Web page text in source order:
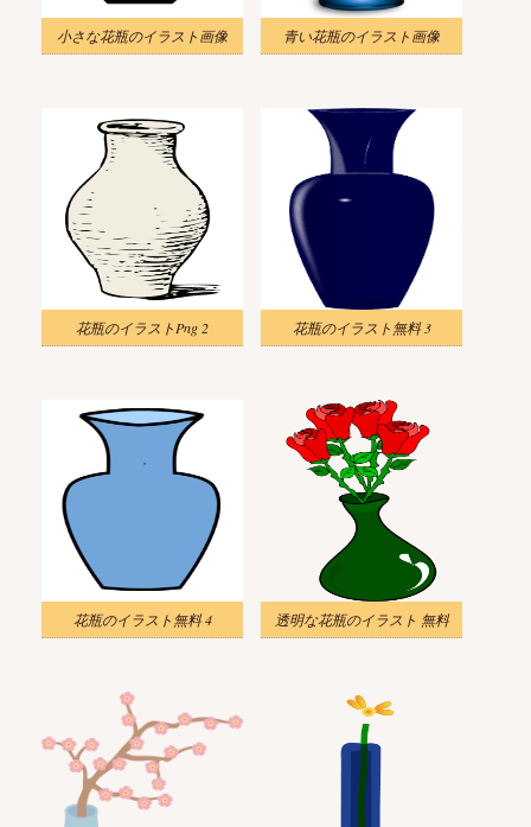
小さな花瓶のイラスト画像 青い花瓶のイラスト画像
花瓶のイラストPng 2 花瓶のイラスト無料 3
花瓶のイラスト無料 4 透明な花瓶のイラスト 無料